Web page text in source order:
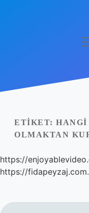
Yasal Uyarı
ETIKET:
OLMAKTAN
https://
https://